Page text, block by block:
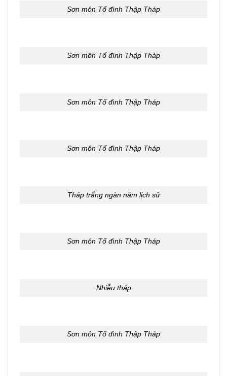
Sơn môn Tổ đình Thập Tháp
Sơn môn Tổ đình Thập Tháp
Sơn môn Tổ đình Thập Tháp
Sơn môn Tổ đình Thập Tháp
Tháp trắng ngàn năm lịch sử
Sơn môn Tổ đình Thập Tháp
Nhiễu tháp
Sơn môn Tổ đình Thập Tháp